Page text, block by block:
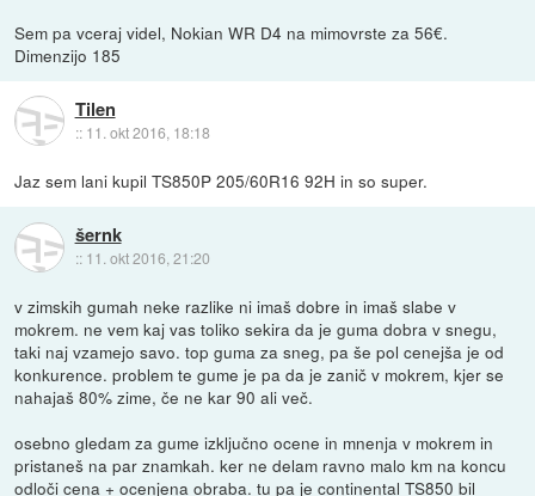
Sem pa vceraj videl, Nokian WR D4 na mimovrste za 56€.
Dimenzijo 185
Tilen
:: 11. okt 2016, 18:18
Jaz sem lani kupil TS850P 205/60R16 92H in so super.
šernk
:: 11. okt 2016, 21:20
v zimskih gumah neke razlike ni imaš dobre in imaš slabe v
mokrem. ne vem kaj vas toliko sekira da je guma dobra v snegu,
taki naj vzamejo savo. top guma za sneg, pa še pol cenejša je od
konkurence. problem te gume je pa da je zanič v mokrem, kjer se
nahajaš 80% zime, če ne kar 90 ali več.
osebno gledam za gume izključno ocene in mnenja v mokrem in
pristaneš na par znamkah. ker ne delam ravno malo km na koncu
odloči cena + ocenjena obraba. tu pa je continental TS850 bil